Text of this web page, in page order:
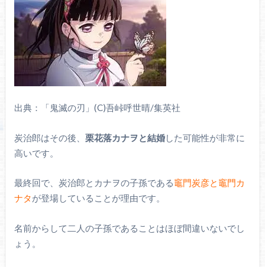
出典：「鬼滅の刃」(C)吾峠呼世晴/集英社
炭治郎はその後、 栗花落カナヲと結婚した可能性が非常に
高いです。
最終回で、炭治郎とカナヲの子孫である竈門炭彦と竈門カ
ナタが登場していることが理由です。
名前からして二人の子孫であることはほぼ間違いないでし
ょう。